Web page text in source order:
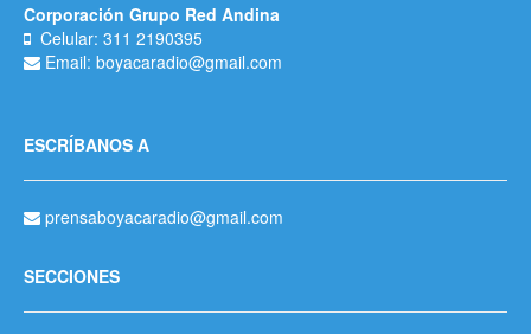
Corporación Grupo Red Andina
Celular: 311 2190395
Email: boyacaradio@gmail.com
ESCRÍBANOS A
prensaboyacaradio@gmail.com
SECCIONES